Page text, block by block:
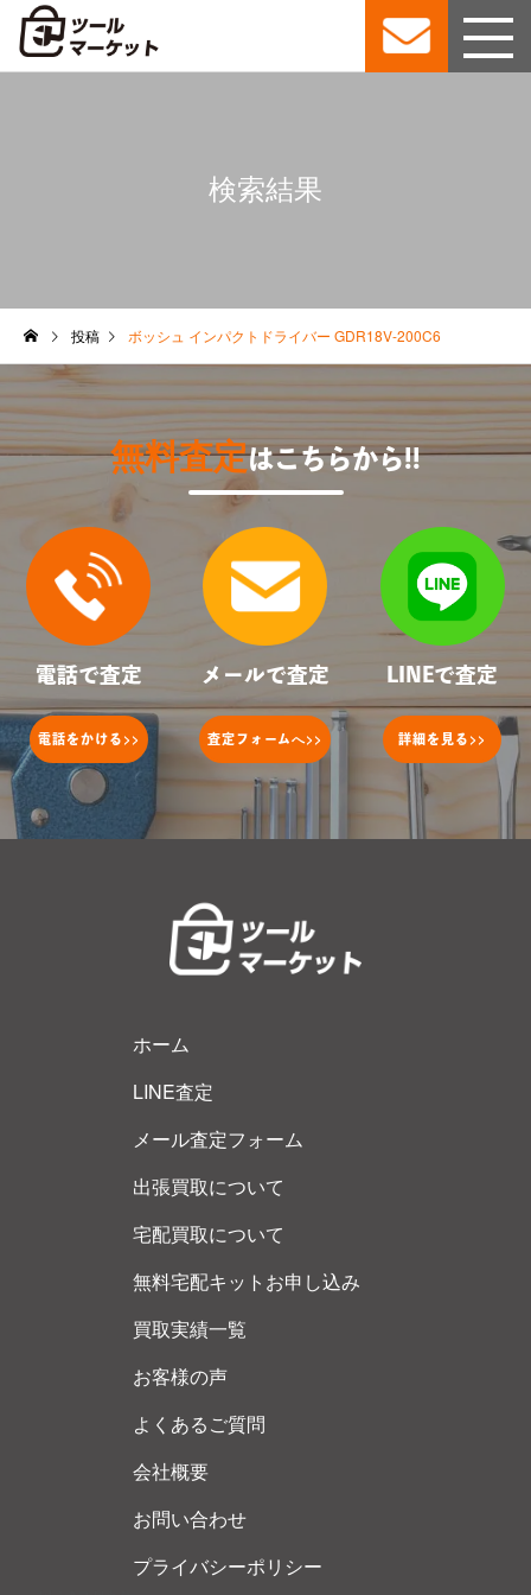
検索結果
投稿 ボッシュ インパクトドライバー GDR18V-200C6
無料査定はこちらから!!
電話で査定
電話をかける >>
メールで査定
査定フォームへ>>
LINEで査定
詳細を見る >>
ホーム
LINE査定
メール査定フォーム
出張買取について
宅配買取について
無料宅配キットお申し込み
買取実績一覧
お客様の声
よくあるご質問
会社概要
お問い合わせ
プライバシーポリシー